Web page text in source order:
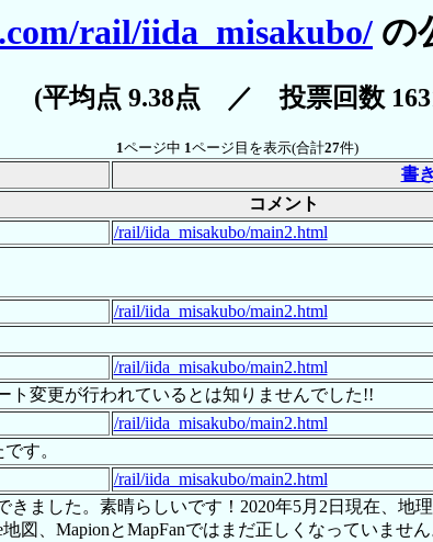
rail/iida_misakubo/ の
(平均点 9.38点 ／ 投票回数
1ページ中 1ページ目を表示(合計27件)
書
コメント
/rail/iida_misakubo/main2.html
/rail/iida_misakubo/main2.html
/rail/iida_misakubo/main2.html
ト変更が行われているとは知りませんでした!!
/rail/iida_misakubo/main2.html
す。
/rail/iida_misakubo/main2.html
ました。素晴らしいです！2020年5月2日現在、地
図、MapionとMapFanではまだ正しくなっていま